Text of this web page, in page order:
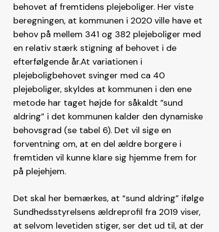
behovet af fremtidens plejeboliger. Her viste
beregningen, at kommunen i 2020 ville have et
behov på mellem 341 og 382 plejeboliger med
en relativ stærk stigning af behovet i de
efterfølgende år.At variationen i
plejeboligbehovet svinger med ca 40
plejeboliger, skyldes at kommunen i den ene
metode har taget højde for såkaldt ”sund
aldring” i det kommunen kalder den dynamiske
behovsgrad (se tabel 6). Det vil sige en
forventning om, at en del ældre borgere i
fremtiden vil kunne klare sig hjemme frem for
på plejehjem.
Det skal her bemærkes, at “sund aldring” ifølge
Sundhedsstyrelsens ældreprofil fra 2019 viser,
at selvom levetiden stiger, ser det ud til, at der